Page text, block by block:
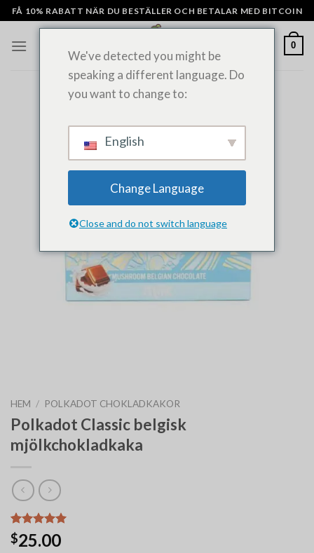
Hoppa
till
innehåll
FÅ 10% RABATT NÄR DU BESTÄLLER OCH BETALAR MED BITCOIN
0
HEM / POLKADOT CHOKLADKAKOR
Polkadot Classic belgisk
mjölkchokladkaka
Betygsatt
5.00av 5
6
$25.00
We've detected you might be
speaking a different language. Do
you want to change to:
English
Change Language
Close and do not switch language